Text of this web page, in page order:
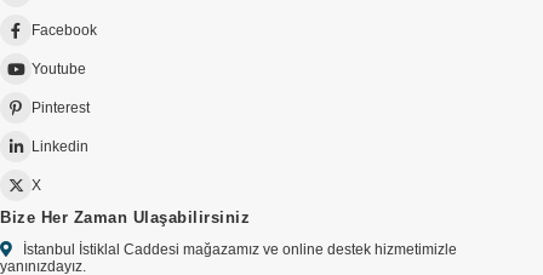
Facebook
Youtube
Pinterest
Linkedin
X
Bize Her Zaman Ulaşabilirsiniz
İstanbul İstiklal Caddesi mağazamız ve online destek hizmetimizle
yanınızdayız.